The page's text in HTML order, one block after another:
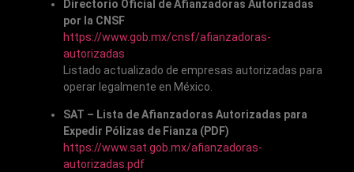
Directorio Oficial de Afianzadoras Autorizadas
por la CNSF
https://www.gob.mx/cnsf/afianzadoras-
autorizadas
Listado actualizado de empresas autorizadas para
operar legalmente en México.
SAT – Lista de Afianzadoras Autorizadas para
Expedir Pólizas de Fianza (PDF)
https://www.sat.gob.mx/afianzadoras-
autorizadas.pdf